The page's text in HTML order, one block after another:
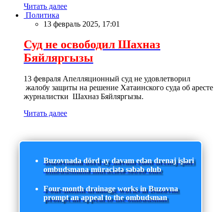
Читать далее
Политика
13 февраль 2025, 17:01
Суд не освободил Шахназ
Бяйляргызы
13 февраля Апелляционный суд не удовлетворил
жалобу защиты на решение Хатаинского суда об аресте
журналистки Шахназ Бяйляргызы.
Читать далее
Buzovnada dörd ay davam edən drenaj işləri
ombudsmana müraciətə səbəb olub
Four-month drainage works in Buzovna
prompt an appeal to the ombudsman